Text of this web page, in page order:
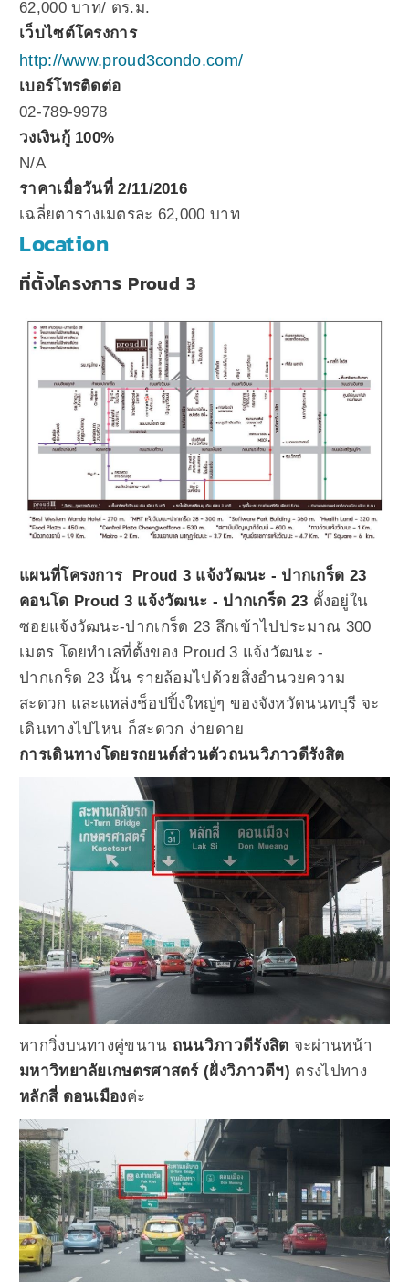
62,000 บาท/ ตร.ม.
เว็บไซต์โครงการ
http://www.proud3condo.com/
เบอร์โทรติดต่อ
02-789-9978
วงเงินกู้ 100%
N/A
ราคาเมื่อวันที่ 2/11/2016
เฉลี่ยตารางเมตรละ 62,000 บาท
Location
ที่ตั้งโครงการ Proud 3
แผนที่โครงการ Proud 3 แจ้งวัฒนะ - ปากเกร็ด 23
คอนโด Proud 3 แจ้งวัฒนะ - ปากเกร็ด 23 ตั้งอยู่ใน
ซอยแจ้งวัฒนะ-ปากเกร็ด 23 ลึกเข้าไปประมาณ 300
เมตร โดยทำเลที่ตั้งของ Proud 3 แจ้งวัฒนะ -
ปากเกร็ด 23 นั้น รายล้อมไปด้วยสิ่งอำนวยความ
สะดวก และแหล่งช็อปปิ้งใหญ่ๆ ของจังหวัดนนทบุรี จะ
เดินทางไปไหน ก็สะดวก ง่ายดาย
การเดินทางโดยรถยนต์ส่วนตัวถนนวิภาวดีรังสิต
หากวิ่งบนทางคู่ขนาน ถนนวิภาวดีรังสิต จะผ่านหน้า
มหาวิทยาลัยเกษตรศาสตร์ (ฝั่งวิภาวดีฯ) ตรงไปทาง
หลักสี่ ดอนเมืองค่ะ